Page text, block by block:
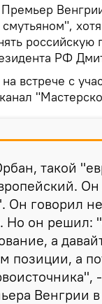
Премьер
российскую
РФ
встрече с
такой
Он
говорил
Но он решил:
а
позиции, а
Венгрии